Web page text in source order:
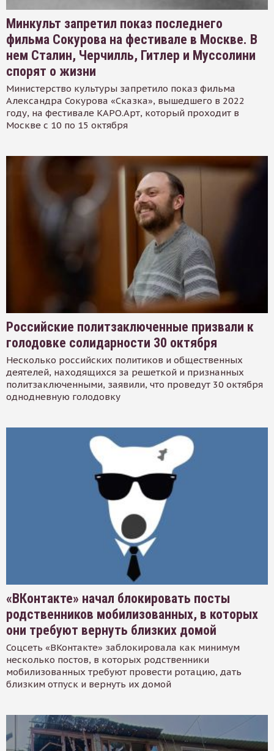
Минкульт запретил показ последнего
фильма Сокурова на фестивале в Москве. В
нем Сталин, Черчилль, Гитлер и Муссолини
спорят о жизни
Министерство культуры запретило показ фильма
Александра Сокурова «Сказка», вышедшего в 2022
году, на фестивале КАРО.Арт, который проходит в
Москве с 10 по 15 октября
Российские политзаключенные призвали к
голодовке солидарности 30 октября
Несколько российских политиков и общественных
деятелей, находящихся за решеткой и признанных
политзаключенными, заявили, что проведут 30 октября
однодневную голодовку
«ВКонтакте» начал блокировать посты
родственников мобилизованных, в которых
они требуют вернуть близких домой
Соцсеть «ВКонтакте» заблокировала как минимум
несколько постов, в которых родственники
мобилизованных требуют провести ротацию, дать
близким отпуск и вернуть их домой